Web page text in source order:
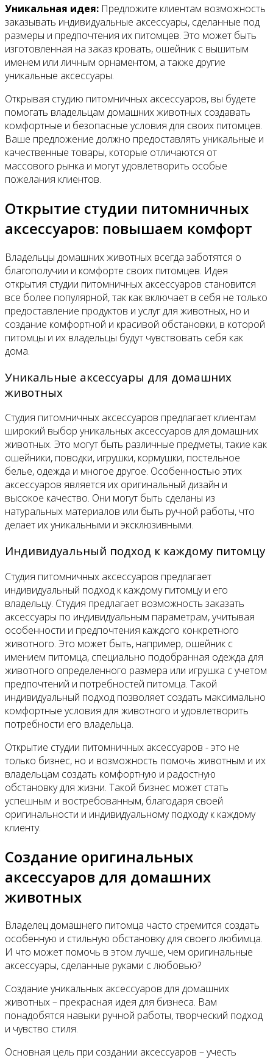
Уникальная идея: Предложите клиентам возможность
заказывать индивидуальные аксессуары, сделанные под
размеры и предпочтения их питомцев. Это может быть
изготовленная на заказ кровать, ошейник с вышитым
именем или личным орнаментом, а также другие
уникальные аксессуары.
Открывая студию питомничных аксессуаров, вы будете
помогать владельцам домашних животных создавать
комфортные и безопасные условия для своих питомцев.
Ваше предложение должно предоставлять уникальные и
качественные товары, которые отличаются от
массового рынка и могут удовлетворить особые
пожелания клиентов.
Открытие студии питомничных
аксессуаров: повышаем комфорт
Владельцы домашних животных всегда заботятся о
благополучии и комфорте своих питомцев. Идея
открытия студии питомничных аксессуаров становится
все более популярной, так как включает в себя не только
предоставление продуктов и услуг для животных, но и
создание комфортной и красивой обстановки, в которой
питомцы и их владельцы будут чувствовать себя как
дома.
Уникальные аксессуары для домашних
животных
Студия питомничных аксессуаров предлагает клиентам
широкий выбор уникальных аксессуаров для домашних
животных. Это могут быть различные предметы, такие как
ошейники, поводки, игрушки, кормушки, постельное
белье, одежда и многое другое. Особенностью этих
аксессуаров является их оригинальный дизайн и
высокое качество. Они могут быть сделаны из
натуральных материалов или быть ручной работы, что
делает их уникальными и эксклюзивными.
Индивидуальный подход к каждому питомцу
Студия питомничных аксессуаров предлагает
индивидуальный подход к каждому питомцу и его
владельцу. Студия предлагает возможность заказать
аксессуары по индивидуальным параметрам, учитывая
особенности и предпочтения каждого конкретного
животного. Это может быть, например, ошейник с
имением питомца, специально подобранная одежда для
животного определенного размера или игрушка с учетом
предпочтений и потребностей питомца. Такой
индивидуальный подход позволяет создать максимально
комфортные условия для животного и удовлетворить
потребности его владельца.
Открытие студии питомничных аксессуаров - это не
только бизнес, но и возможность помочь животным и их
владельцам создать комфортную и радостную
обстановку для жизни. Такой бизнес может стать
успешным и востребованным, благодаря своей
оригинальности и индивидуальному подходу к каждому
клиенту.
Создание оригинальных
аксессуаров для домашних
животных
Владелец домашнего питомца часто стремится создать
особенную и стильную обстановку для своего любимца.
И что может помочь в этом лучше, чем оригинальные
аксессуары, сделанные руками с любовью?
Создание уникальных аксессуаров для домашних
животных – прекрасная идея для бизнеса. Вам
понадобятся навыки ручной работы, творческий подход
и чувство стиля.
Основная цель при создании аксессуаров – учесть